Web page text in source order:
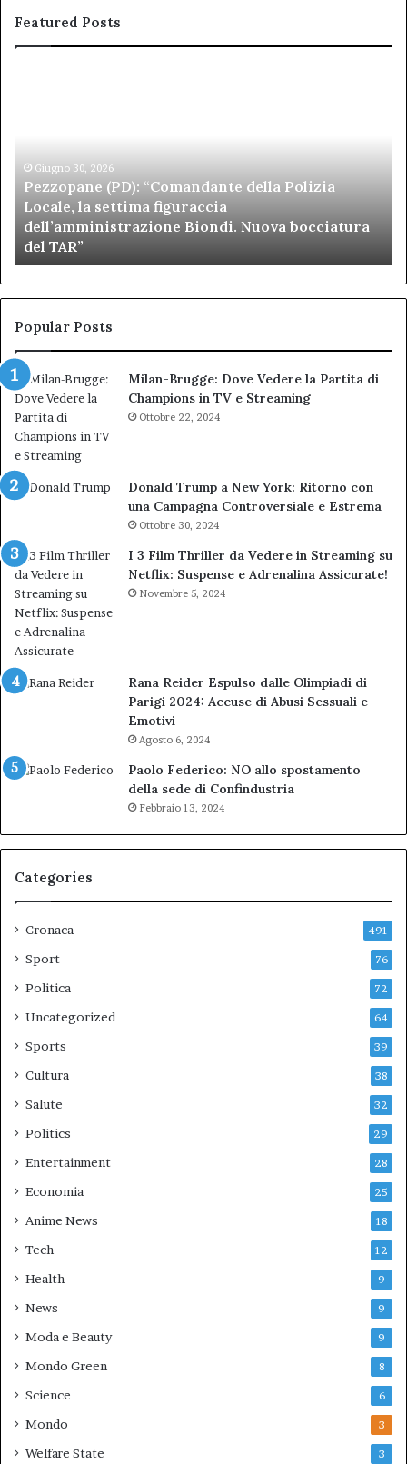
Featured Posts
Locale,
settima
figuraccia
dell’amministrazione
Biondi.
Nuova
bocciatura
del
Giugno 30, 2026
Pezzopane (PD): “Comandante della Polizia
Locale, la settima figuraccia
dell’amministrazione Biondi. Nuova bocciatura
del TAR”
ai
Popular Posts
Milan-Brugge: Dove Vedere la Partita di
Champions in TV e Streaming
Ottobre 22, 2024
Donald Trump a New York: Ritorno con
una Campagna Controversiale e Estrema
Ottobre 30, 2024
I 3 Film Thriller da Vedere in Streaming su
Netflix: Suspense e Adrenalina Assicurate!
Novembre 5, 2024
Rana Reider Espulso dalle Olimpiadi di
Parigi 2024: Accuse di Abusi Sessuali e
Emotivi
Agosto 6, 2024
Paolo Federico: NO allo spostamento
della sede di Confindustria
Febbraio 13, 2024
Categories
Cronaca 491
Sport 76
Politica 72
Uncategorized 64
Sports 39
Cultura 38
Salute 32
Politics 29
Entertainment 28
Economia 25
Anime News 18
Tech 12
Health 9
News 9
Moda e Beauty 9
Mondo Green 8
Science 6
Mondo 3
Welfare State 3